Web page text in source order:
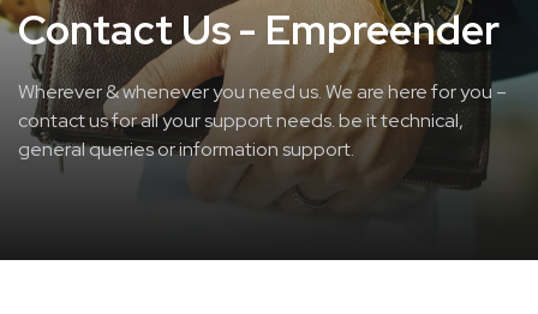
Contact Us - Empreender
Wherever & whenever you need us. We are here for you –
contact us for all your support needs. be it technical,
general queries or information support.